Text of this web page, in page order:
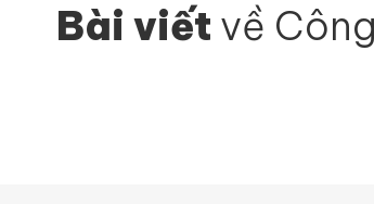
Bài viết về